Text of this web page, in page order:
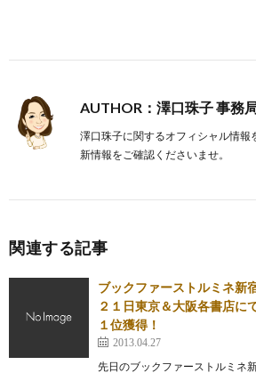
AUTHOR：澤口珠子 事務
澤口珠子に関するオフィシャル情報
新情報をご確認くださいませ。
関連する記事
ブックファーストルミネ新
２１日東京＆大阪各書店に
１位獲得！
2013.04.27
先日のブックファーストルミネ